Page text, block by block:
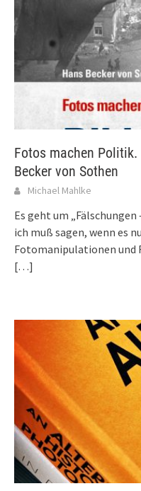
Fotos machen
Becker von Sothen
Michael Mahlke
Es geht um „Fälschungen
ich muß sagen, wenn es
Fotomanipulationen und
[…]